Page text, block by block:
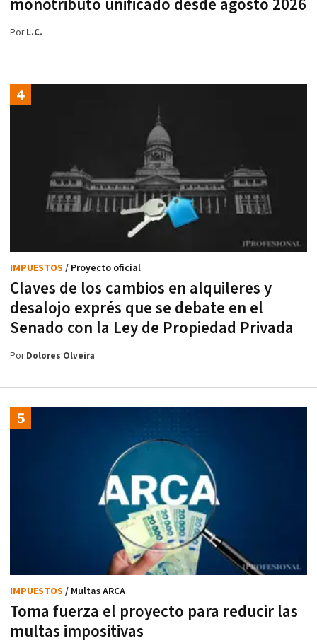
monotributo unificado desde agosto 2026
PorL.C.
Claves de los cambios en alquileres y
desalojo exprés que se debate en el
Senado con la Ley de Propiedad Privada
IMPUESTOS / Proyecto oficial
PorDolores Olveira
Toma fuerza el proyecto para reducir las
multas impositivas
IMPUESTOS / Multas ARCA